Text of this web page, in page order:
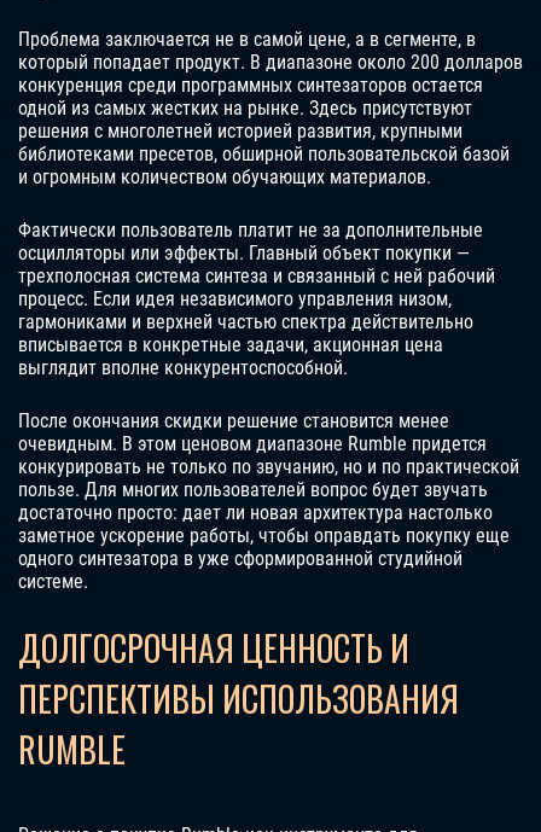
Проблема заключается не в самой цене, а в сегменте, в
который попадает продукт. В диапазоне около 200 долларов
конкуренция среди программных синтезаторов остается
одной из самых жестких на рынке. Здесь присутствуют
решения с многолетней историей развития, крупными
библиотеками пресетов, обширной пользовательской базой
и огромным количеством обучающих материалов.
Фактически пользователь платит не за дополнительные
осцилляторы или эффекты. Главный объект покупки —
трехполосная система синтеза и связанный с ней рабочий
процесс. Если идея независимого управления низом,
гармониками и верхней частью спектра действительно
вписывается в конкретные задачи, акционная цена
выглядит вполне конкурентоспособной.
После окончания скидки решение становится менее
очевидным. В этом ценовом диапазоне Rumble придется
конкурировать не только по звучанию, но и по практической
пользе. Для многих пользователей вопрос будет звучать
достаточно просто: дает ли новая архитектура настолько
заметное ускорение работы, чтобы оправдать покупку еще
одного синтезатора в уже сформированной студийной
системе.
ДОЛГОСРОЧНАЯ ЦЕННОСТЬ И
ПЕРСПЕКТИВЫ ИСПОЛЬЗОВАНИЯ
RUMBLE